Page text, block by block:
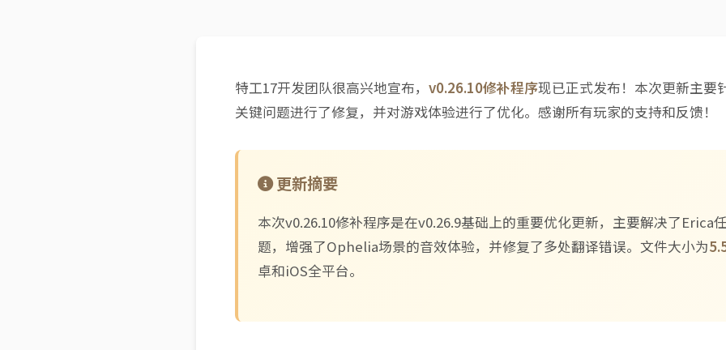
特工17开发团队很高兴地宣布， v0.26.10修补程序现已正式发布！本次更新主要
关键问题进行了修复，并对游戏体验进行了优化。感谢所有玩家的支持和反馈！
更新摘要
本次v0.26.10修补程序是在v0.26.9基础上的重要优化更新，主要解决了Erica
题，增强了Ophelia场景的音效体验，并修复了多处翻译错误。文件大小为
卓和iOS全平台。